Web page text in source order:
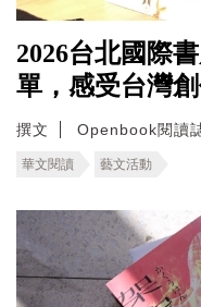
2026台北國際
單，感受台灣
撰文 Openbook閱讀
華文閱讀 藝文活動